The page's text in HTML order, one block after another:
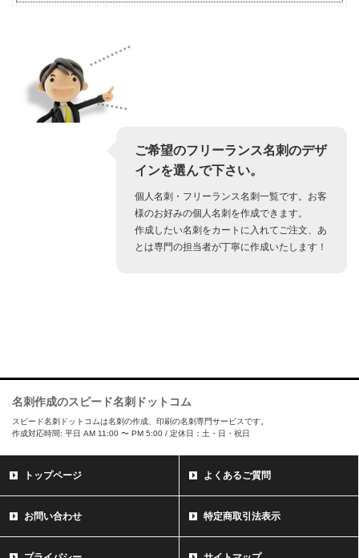
ご希望のフリーランス名刺のデザ
インを選んで下さい。
個人名刺・フリーランス名刺一覧です。お客
様のお好みの個人名刺を作成できます。
作成したい名刺をカートに入れてご注文、あ
とは専門の担当者が丁寧に作成いたします！
名刺作成のスピード名刺ドットコム
スピード名刺ドットコムは名刺の作成、印刷の名刺専門サービスです。
作成対応時間: 平日 AM 11:00 〜 PM 5:00 / 定休日：土・日・祝日
トップページ よくあるご質問
お問い合わせ 特定商取引法表示